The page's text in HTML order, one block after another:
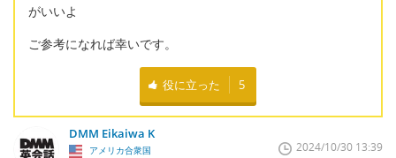
がいいよ
ご参考になれば幸いです。
役に立った 5
DMM Eikaiwa K
アメリカ合衆国 2024/10/30 13:39